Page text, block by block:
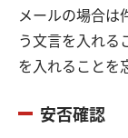
メールの場合は
う文言を入れる
を入れることを
安否確認